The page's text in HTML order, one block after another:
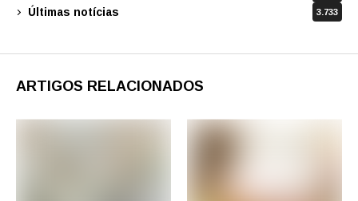
Últimas notícias 3.733
ARTIGOS RELACIONADOS